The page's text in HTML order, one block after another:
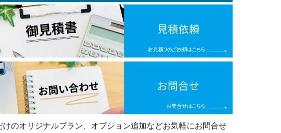
けのオリジナルプラン、オプション追加などお気軽にお問合せ